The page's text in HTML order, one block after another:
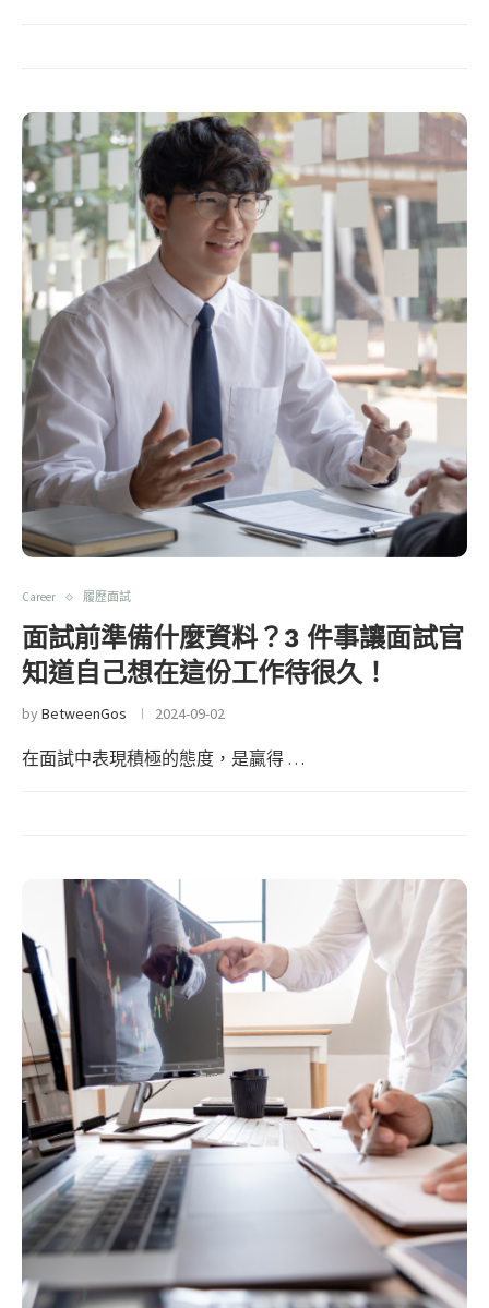
Career 履歷面試
面試前準備什麼資料？3 件事讓面試官
知道自己想在這份工作待很久！
byBetweenGos 2024-09-02
在面試中表現積極的態度，是贏得 …